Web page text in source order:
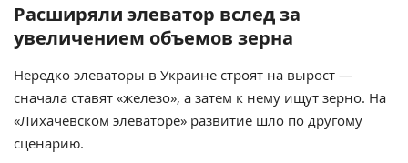
Расширяли элеватор вслед за
увеличением объемов зерна
Нередко элеваторы в Украине строят на вырост —
сначала ставят «железо», а затем к нему ищут зерно. На
«Лихачевском элеваторе» развитие шло по другому
сценарию.